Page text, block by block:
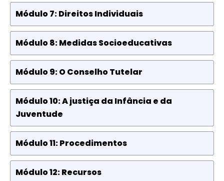
Módulo 7: Direitos Individuais
Módulo 8: Medidas Socioeducativas
Módulo 9: O Conselho Tutelar
Módulo 10: A justiça da Infância e da
Juventude
Módulo 11: Procedimentos
Módulo 12: Recursos